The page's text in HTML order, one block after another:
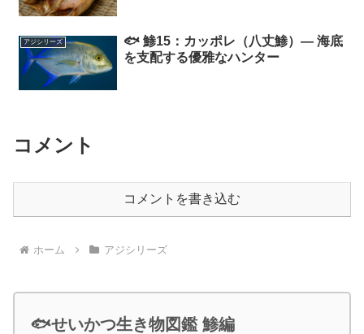
アジシリーズ
🐟 鯵15：カッポレ（八丈鯵）― 海底
を支配する優雅なハンター
コメント
コメントを書き込む
ホーム アジシリーズ
🐟せいかつ生き物図鑑 鯵編